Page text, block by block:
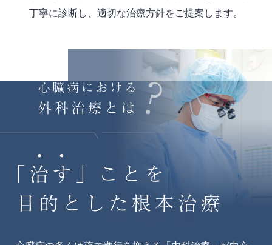
丁寧に診断し、適切な治療方針をご提案します。